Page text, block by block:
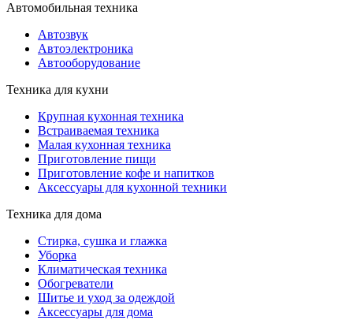
Автомобильная техника
Автозвук
Автоэлектроника
Автооборудование
Техника для кухни
Крупная кухонная техника
Встраиваемая техника
Малая кухонная техника
Приготовление пищи
Приготовление кофе и напитков
Аксессуары для кухонной техники
Техника для дома
Стирка, сушка и глажка
Уборка
Климатическая техника
Обогреватели
Шитье и уход за одеждой
Аксессуары для дома